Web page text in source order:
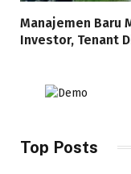
Manajemen Baru
Investor, Tenant
Top Posts